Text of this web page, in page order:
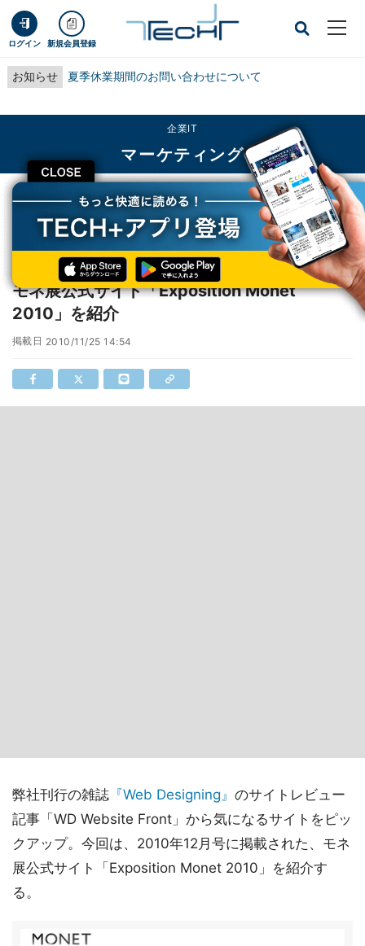
ログイン 新規会員登録
お知らせ 夏季休業期間のお問い合わせについて
CLOSE
企業IT
マーケティング
TECH+ 企業IT
マーケティング
モネ展公式サイト「Exposition Monet 2010」を紹介
モネ展公式サイト「Exposition Monet
2010」を紹介
掲載日 2010/11/25 14:54
弊社刊行の雑誌 『Web Designing』 のサイトレビュー
記事「WD Website Front」から気になるサイトをピッ
クアップ。今回は、2010年12月号に掲載された、モネ
展公式サイト「Exposition Monet 2010」を紹介す
る。